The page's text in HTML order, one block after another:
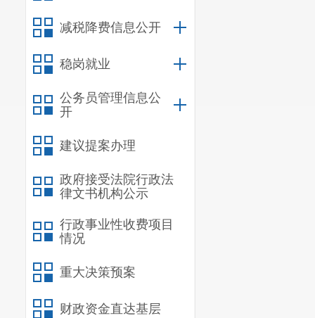
减税降费信息公开
稳岗就业
公务员管理信息公
开
建议提案办理
政府接受法院行政法
律文书机构公示
行政事业性收费项目
情况
重大决策预案
财政资金直达基层